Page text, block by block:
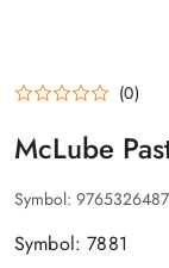
(0)
McLube
Symbol:
Symbol: 7881